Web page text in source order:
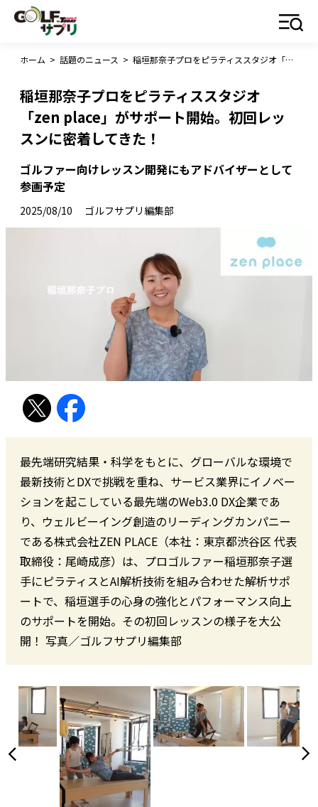
ホーム > 話題のニュース > 稲垣那奈子プロをピラティススタジオ「zen place」がサポート開始。初回レッスンに密着してきた！
稲垣那奈子プロをピラティススタジオ
「zen place」がサポート開始。初回レッ
スンに密着してきた！
ゴルファー向けレッスン開発にもアドバイザーとして
参画予定
2025/08/10 ゴルフサプリ編集部
最先端研究結果・科学をもとに、グローバルな環境で
最新技術とDXで挑戦を重ね、サービス業界にイノベー
ションを起こしている最先端のWeb3.0 DX企業であ
り、ウェルビーイング創造のリーディングカンパニー
である株式会社ZEN PLACE（本社：東京都渋⾕区 代表
取締役：尾崎成彦）は、プロゴルファー稲垣那奈⼦選
⼿にピラティスとAI解析技術を組み合わせた解析サポ
ートで、稲垣選⼿の⼼⾝の強化とパフォーマンス向上
のサポートを開始。その初回レッスンの様子を大公
開！ 写真／ゴルフサプリ編集部